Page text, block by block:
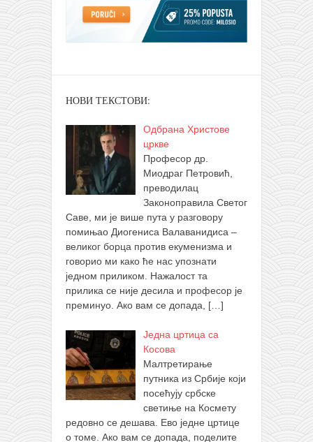
НОВИ ТЕКСТОВИ:
Одбрана Христове
цркве
Професор др.
Миодраг Петровић,
преводилац
Законоправила Светог
Саве, ми је више пута у разговору
помињао Диогениса Валаванидиса –
великог борца против екуменизма и
говорио ми како ће нас упознати
једном приликом. Нажалост та
прилика се није десила и професор је
преминуо. Ако вам се допада, […]
Једна цртица са
Косова
Малтретирање
путника из Србије који
посећују србске
светиње на Космету
редовно се дешава. Ево једне цртице
о томе. Ако вам се допада, поделите